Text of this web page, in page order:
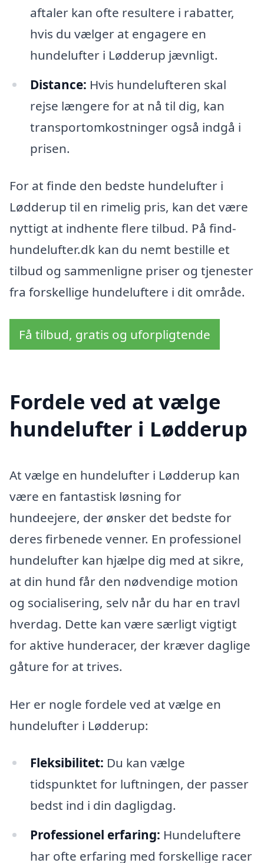
aftaler kan ofte resultere i rabatter,
hvis du vælger at engagere en
hundelufter i Lødderup jævnligt.
Distance: Hvis hundelufteren skal
rejse længere for at nå til dig, kan
transportomkostninger også indgå i
prisen.
For at finde den bedste hundelufter i
Lødderup til en rimelig pris, kan det være
nyttigt at indhente flere tilbud. På find-
hundelufter.dk kan du nemt bestille et
tilbud og sammenligne priser og tjenester
fra forskellige hundeluftere i dit område.
Få tilbud, gratis og uforpligtende
Fordele ved at vælge
hundelufter i Lødderup
At vælge en hundelufter i Lødderup kan
være en fantastisk løsning for
hundeejere, der ønsker det bedste for
deres firbenede venner. En professionel
hundelufter kan hjælpe dig med at sikre,
at din hund får den nødvendige motion
og socialisering, selv når du har en travl
hverdag. Dette kan være særligt vigtigt
for aktive hunderacer, der kræver daglige
gåture for at trives.
Her er nogle fordele ved at vælge en
hundelufter i Lødderup:
Fleksibilitet: Du kan vælge
tidspunktet for luftningen, der passer
bedst ind i din dagligdag.
Professionel erfaring: Hundeluftere
har ofte erfaring med forskellige racer